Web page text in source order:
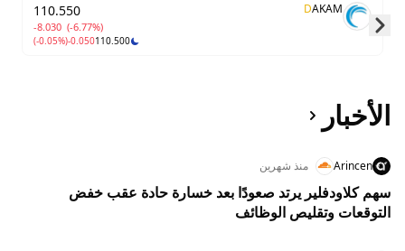
AKAM
D
110.550
-8.030 (-6.77%)
110.500
-0.050
(-0.05%)
الأخبار
Arincen منذ شهرين
سهم كلاودفلير يرتد صعودًا بعد خسارة حادة عقب خفض
التوقعات وتقليص الوظائف